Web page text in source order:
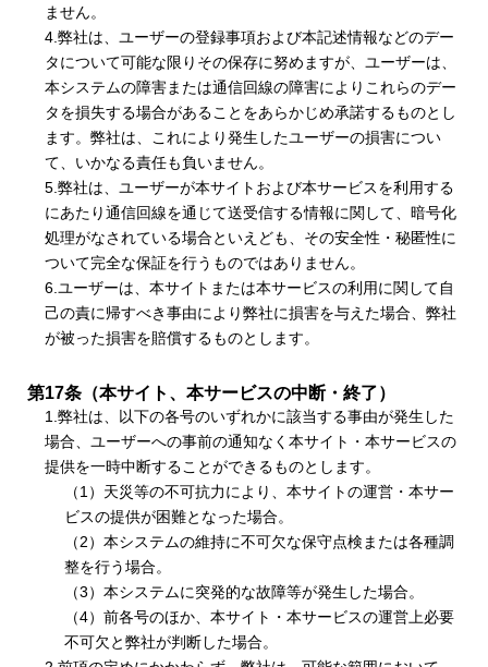
ません。
4.弊社は、ユーザーの登録事項および本記述情報などのデー
タについて可能な限りその保存に努めますが、ユーザーは、
本システムの障害または通信回線の障害によりこれらのデー
タを損失する場合があることをあらかじめ承諾するものとし
ます。弊社は、これにより発生したユーザーの損害につい
て、いかなる責任も負いません。
5.弊社は、ユーザーが本サイトおよび本サービスを利用する
にあたり通信回線を通じて送受信する情報に関して、暗号化
処理がなされている場合といえども、その安全性・秘匿性に
ついて完全な保証を行うものではありません。
6.ユーザーは、本サイトまたは本サービスの利用に関して自
己の責に帰すべき事由により弊社に損害を与えた場合、弊社
が被った損害を賠償するものとします。
第17条（本サイト、本サービスの中断・終了）
1.弊社は、以下の各号のいずれかに該当する事由が発生した
場合、ユーザーへの事前の通知なく本サイト・本サービスの
提供を一時中断することができるものとします。
（1）天災等の不可抗力により、本サイトの運営・本サー
ビスの提供が困難となった場合。
（2）本システムの維持に不可欠な保守点検または各種調
整を行う場合。
（3）本システムに突発的な故障等が発生した場合。
（4）前各号のほか、本サイト・本サービスの運営上必要
不可欠と弊社が判断した場合。